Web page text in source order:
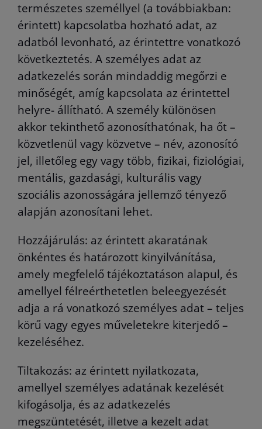
természetes személlyel (a továbbiakban:
érintett) kapcsolatba hozható adat, az
adatból levonható, az érintettre vonatkozó
következtetés. A személyes adat az
adatkezelés során mindaddig megőrzi e
minőségét, amíg kapcsolata az érintettel
helyre- állítható. A személy különösen
akkor tekinthető azonosíthatónak, ha őt –
közvetlenül vagy közvetve – név, azonosító
jel, illetőleg egy vagy több, fizikai, fiziológiai,
mentális, gazdasági, kulturális vagy
szociális azonosságára jellemző tényező
alapján azonosítani lehet.
Hozzájárulás: az érintett akaratának
önkéntes és határozott kinyilvánítása,
amely megfelelő tájékoztatáson alapul, és
amellyel félreérthetetlen beleegyezését
adja a rá vonatkozó személyes adat – teljes
körű vagy egyes műveletekre kiterjedő –
kezeléséhez.
Tiltakozás: az érintett nyilatkozata,
amellyel személyes adatának kezelését
kifogásolja, és az adatkezelés
megszüntetését, illetve a kezelt adat